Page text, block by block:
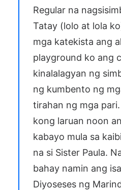
Regular na
Tatay (lolo at lola
mga katekista ang
playground ko ang
kinalalagyan ng
ng kumbento ng
tirahan ng mga
kong laruan noon
kabayo mula sa
na si Sister Paula.
bahay namin ang
Diyoseses ng